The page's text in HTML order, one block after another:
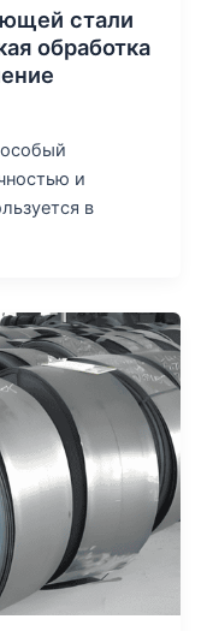
стали
обработка
и
в